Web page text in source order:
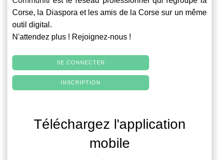
Corse, la Diaspora et les amis de la Corse sur un même
outil digital.
N'attendez plus ! Rejoignez-nous !
SE CONNECTER
INSCRIPTION
Téléchargez l'application
mobile